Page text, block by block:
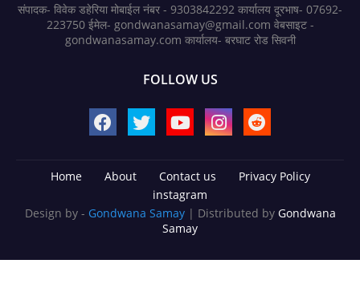
संपादक- विवेक डहेरिया मोबाईल नंबर - 9303842292 कार्यालय दूरभाष- 07692-
223750 ईमेल- gondwanasamay@gmail.com वेबसाइट -
gondwanasamay.com कार्यालय- बरघाट रोड सिवनी
FOLLOW US
Home About Contact us
Privacy Policy
instagram
Design by - Gondwana Samay | Distributed by Gondwana
Samay